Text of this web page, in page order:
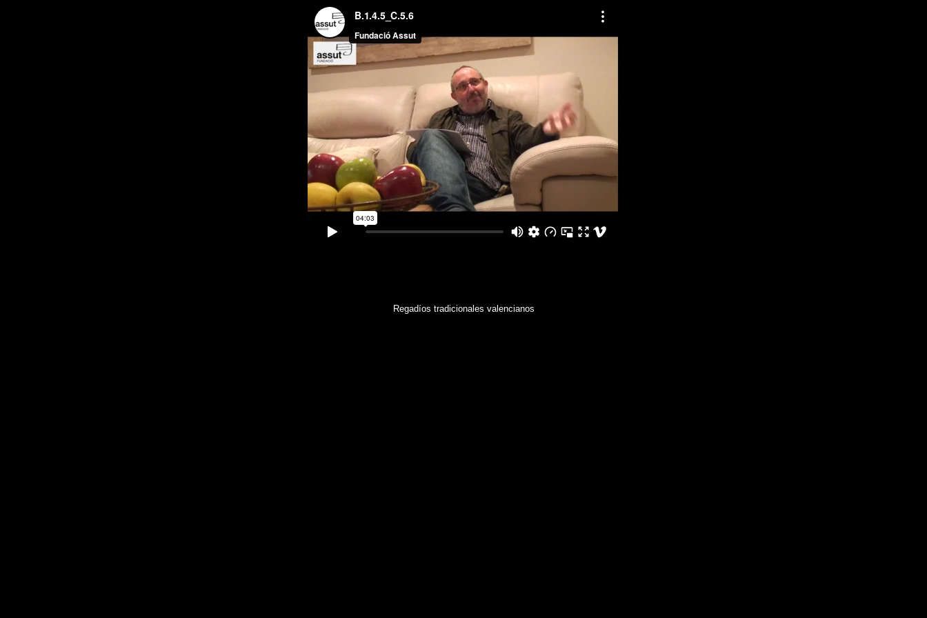
Regadíos tradicionales valencianos